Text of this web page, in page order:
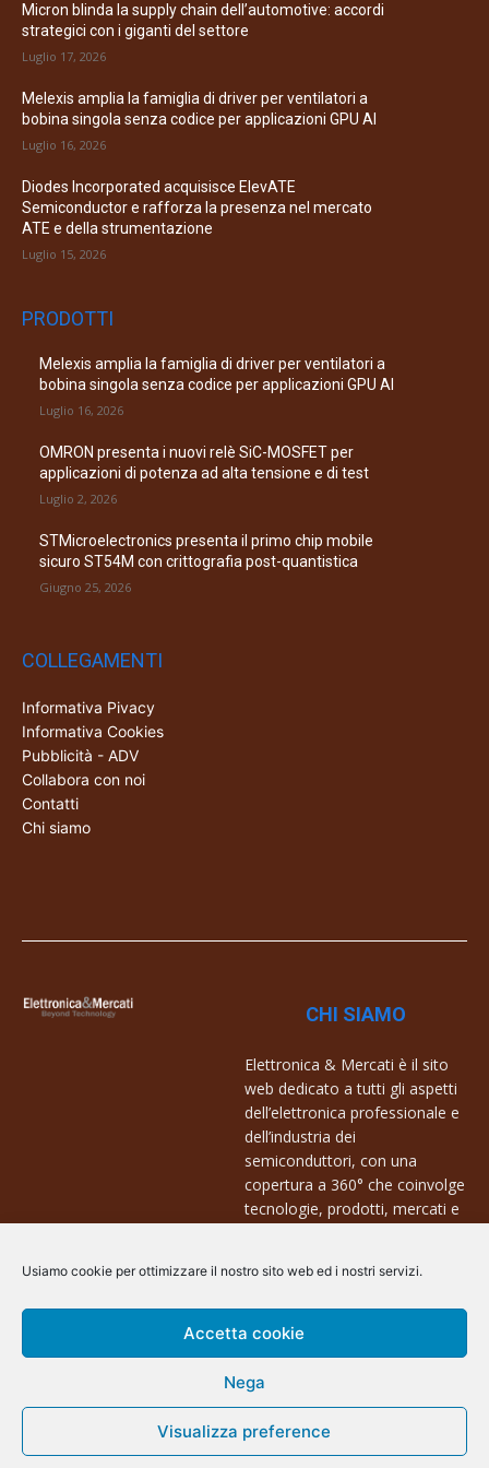
Usiamo cookie per ottimizzare il nostro sito web ed i nostri servizi.
Accetta cookie
Nega
Visualizza preference
Micron blinda la supply chain dell’automotive: accordi
strategici con i giganti del settore
Luglio 17, 2026
Melexis amplia la famiglia di driver per ventilatori a
bobina singola senza codice per applicazioni GPU AI
Luglio 16, 2026
Diodes Incorporated acquisisce ElevATE
Semiconductor e rafforza la presenza nel mercato
ATE e della strumentazione
Luglio 15, 2026
PRODOTTI
Melexis amplia la famiglia di driver per ventilatori a
bobina singola senza codice per applicazioni GPU AI
Luglio 16, 2026
OMRON presenta i nuovi relè SiC-MOSFET per
applicazioni di potenza ad alta tensione e di test
Luglio 2, 2026
STMicroelectronics presenta il primo chip mobile
sicuro ST54M con crittografia post-quantistica
Giugno 25, 2026
COLLEGAMENTI
Informativa Pivacy
Informativa Cookies
Pubblicità - ADV
Collabora con noi
Contatti
Chi siamo
CHI SIAMO
Elettronica & Mercati è il sito
web dedicato a tutti gli aspetti
dell’elettronica professionale e
dell’industria dei
semiconduttori, con una
copertura a 360° che coinvolge
tecnologie, prodotti, mercati e
Contatti:
info@arscommunication.it
@ArsCommunication 2023